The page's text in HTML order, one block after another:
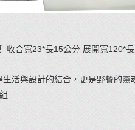
收合寬23*長15公分 展開寬120*長
活與設計的結合，更是野餐的